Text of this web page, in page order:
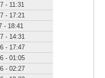
- 11:31
- 17:21
- 18:41
- 14:31
- 17:47
- 01:05
- 02:27